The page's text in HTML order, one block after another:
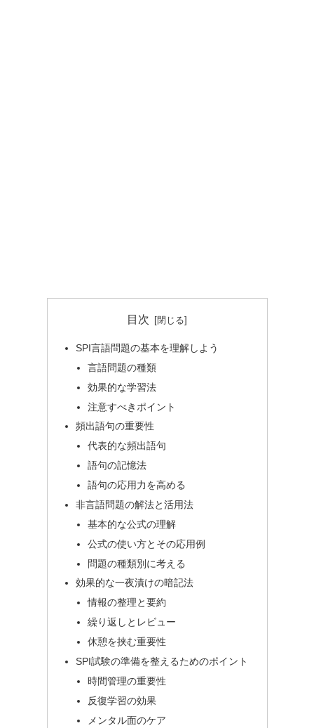
目次
SPI言語問題の基本を理解しよう
言語問題の種類
効果的な学習法
注意すべきポイント
頻出語句の重要性
代表的な頻出語句
語句の記憶法
語句の応用力を高める
非言語問題の解法と活用法
基本的な公式の理解
公式の使い方とその応用例
問題の種類別に考える
効果的な一夜漬けの暗記法
情報の整理と要約
繰り返しとレビュー
休憩を挟む重要性
SPI試験の準備を整えるためのポイント
時間管理の重要性
反復学習の効果
メンタル面のケア